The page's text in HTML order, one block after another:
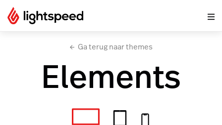
Ga terug naar themes
Elements